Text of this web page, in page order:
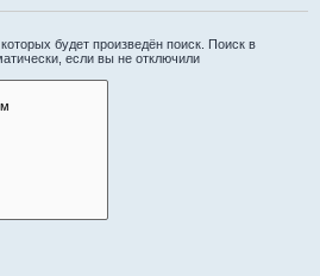
будет произведён поиск. Поиск в
если вы не отключили